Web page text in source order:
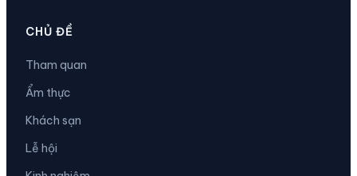
CHỦ ĐỀ
Tham quan
Ẩm thực
Khách sạn
Lễ hội